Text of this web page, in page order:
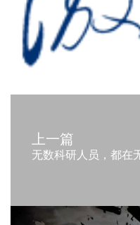
上一篇
无数科研人员，都在